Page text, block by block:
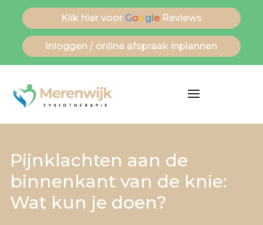
Klik hier voor Google Reviews
Inloggen / online afspraak inplannen
Pijnklachten aan de
binnenkant van de knie:
Wat kun je doen?